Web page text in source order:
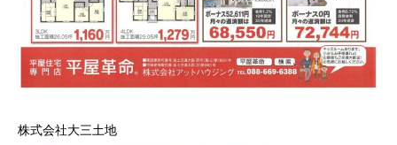
株式会社大三土地